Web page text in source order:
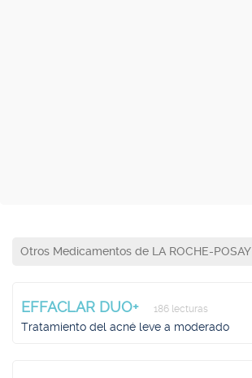
Otros Medicamentos de LA ROCHE-POSAY
EFFACLAR DUO+ 186 lecturas
Tratamiento del acné leve a moderado